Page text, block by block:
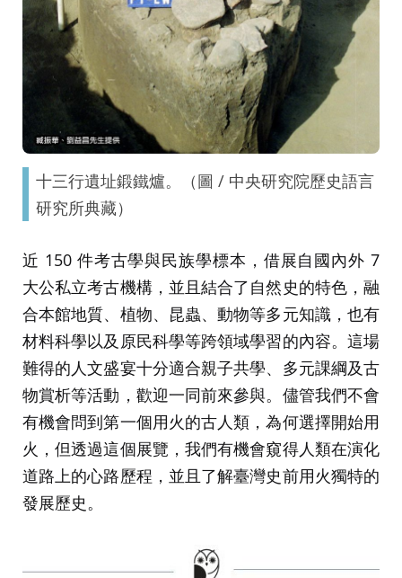
十三行遺址鍛鐵爐。（圖 / 中央研究院歷史語言
研究所典藏）
近 150 件考古學與民族學標本，借展自國內外 7
大公私立考古機構，並且結合了自然史的特色，融
合本館地質、植物、昆蟲、動物等多元知識，也有
材料科學以及原民科學等跨領域學習的內容。這場
難得的人文盛宴十分適合親子共學、多元課綱及古
物賞析等活動，歡迎一同前來參與。儘管我們不會
有機會問到第一個用火的古人類，為何選擇開始用
火，但透過這個展覽，我們有機會窺得人類在演化
道路上的心路歷程，並且了解臺灣史前用火獨特的
發展歷史。